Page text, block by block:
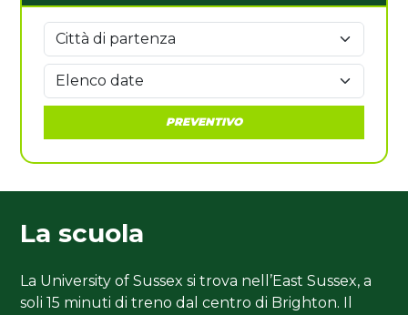
PREVENTIVO
La scuola
La University of Sussex si trova nell’East Sussex, a
soli 15 minuti di treno dal centro di Brighton. Il